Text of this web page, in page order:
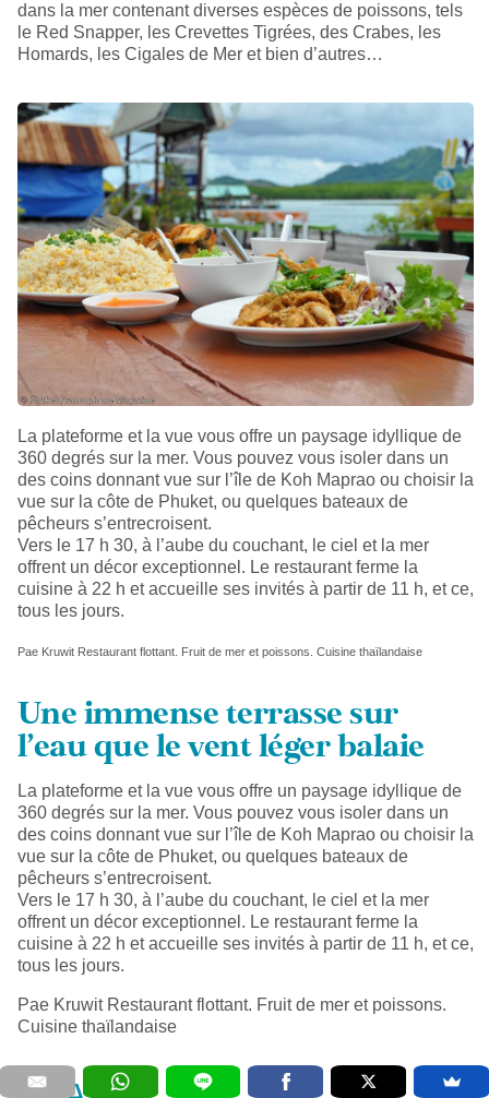
dans la mer contenant diverses espèces de poissons, tels
le Red Snapper, les Crevettes Tigrées, des Crabes, les
Homards, les Cigales de Mer et bien d’autres…
La plateforme et la vue vous offre un paysage idyllique de
360 degrés sur la mer. Vous pouvez vous isoler dans un
des coins donnant vue sur l’île de Koh Maprao ou choisir la
vue sur la côte de Phuket, ou quelques bateaux de
pêcheurs s’entrecroisent.
Vers le 17 h 30, à l’aube du couchant, le ciel et la mer
offrent un décor exceptionnel. Le restaurant ferme la
cuisine à 22 h et accueille ses invités à partir de 11 h, et ce,
tous les jours.
Pae Kruwit Restaurant flottant. Fruit de mer et poissons. Cuisine thaïlandaise
Une immense terrasse sur
l’eau que le vent léger balaie
La plateforme et la vue vous offre un paysage idyllique de
360 degrés sur la mer. Vous pouvez vous isoler dans un
des coins donnant vue sur l’île de Koh Maprao ou choisir la
vue sur la côte de Phuket, ou quelques bateaux de
pêcheurs s’entrecroisent.
Vers le 17 h 30, à l’aube du couchant, le ciel et la mer
offrent un décor exceptionnel. Le restaurant ferme la
cuisine à 22 h et accueille ses invités à partir de 11 h, et ce,
tous les jours.
Pae Kruwit Restaurant flottant. Fruit de mer et poissons.
Cuisine thaïlandaise